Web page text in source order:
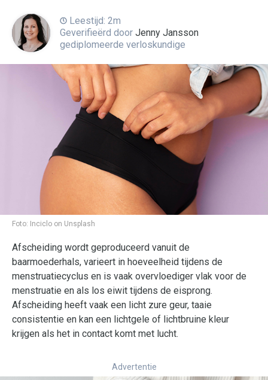
Leestijd: 2m
Geverifieërd door Jenny Jansson
gediplomeerde verloskundige
Foto: Inciclo on Unsplash
Afscheiding wordt geproduceerd vanuit de
baarmoederhals, varieert in hoeveelheid tijdens de
menstruatiecyclus en is vaak overvloediger vlak voor de
menstruatie en als los eiwit tijdens de eisprong.
Afscheiding heeft vaak een licht zure geur, taaie
consistentie en kan een lichtgele of lichtbruine kleur
krijgen als het in contact komt met lucht.
Advertentie